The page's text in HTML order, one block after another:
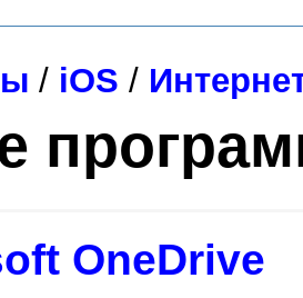
/ iOS /
OneDrive